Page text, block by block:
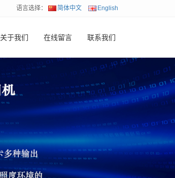
语言选择： 简体中文 English
关于我们 在线留言 联系我们